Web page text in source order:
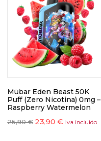
Mübar Eden Beast 50K
Puff (Zero Nicotina) 0mg –
Raspberry Watermelon
25,90€ 23,90 € Iva incluido